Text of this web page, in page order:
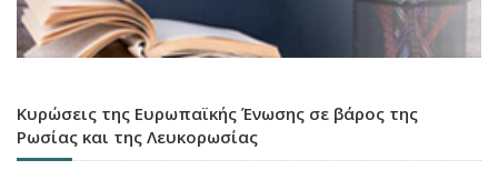
Κυρώσεις της Ευρωπαϊκής Ένωσης σε βάρος της
Ρωσίας και της Λευκορωσίας